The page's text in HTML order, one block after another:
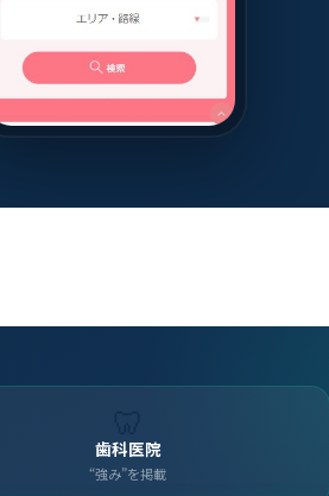
歯科医院
“強み”を掲載